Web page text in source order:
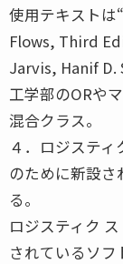
使用テキスト
Flows, Third
Jarvis, Hanif D.
工学部のORや
混合クラス。
４．ロジステ
のために新設さ
る。
ロジスティク
されているソ